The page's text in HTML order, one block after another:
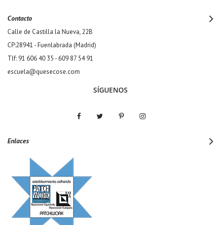
Contacto
Calle de Castilla la Nueva, 22B
CP:28941 - Fuenlabrada (Madrid)
Tlf: 91 606 40 35 - 609 87 54 91
escuela@quesecose.com
SÍGUENOS
Enlaces